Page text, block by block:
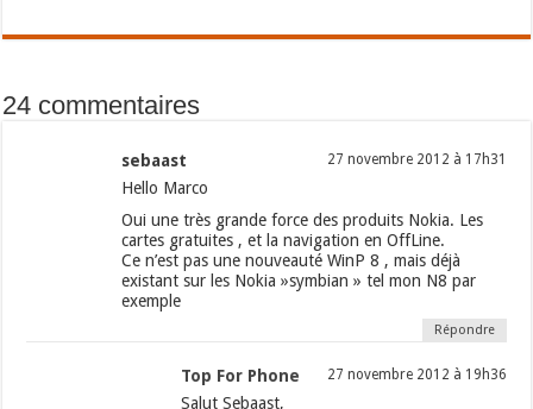
24 commentaires
sebaast 27 novembre 2012 à 17h31
Hello Marco
Oui une très grande force des produits Nokia. Les
cartes gratuites , et la navigation en OffLine.
Ce n’est pas une nouveauté WinP 8 , mais déjà
existant sur les Nokia »symbian » tel mon N8 par
exemple
Répondre
Top For Phone 27 novembre 2012 à 19h36
Salut Sebaast,